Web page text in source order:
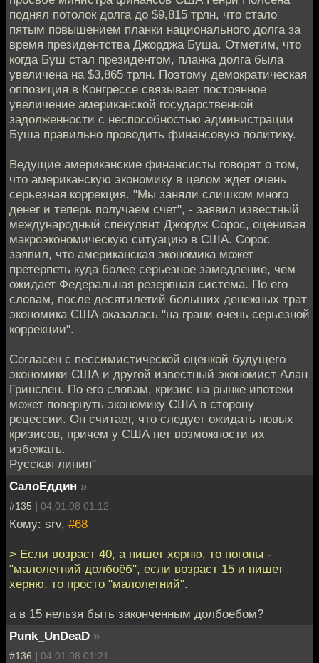
поднял потолок долга до $9,815 трлн, что стало
пятым повышением планки национального долга за
время президентства Джорджа Буша. Отметим, что
когда Буш стал президентом, планка долга была
увеличена на $3,865 трлн. Поэтому демократическая
оппозиция в Конгрессе связывает постоянное
увеличение американской государственной
задолженности с неспособностью администрации
Буша правильно проводить финансовую политику.
Ведущие американские финансисты говорят о том,
что американскую экономику в целом ждет очень
серьезная коррекция. "Мы заняли слишком много
денег и теперь получаем счет", - заявил известный
международный спекулянт Джордж Сорос, оценивая
макроэкономическую ситуацию в США. Сорос
заявил, что американская экономика может
претерпеть куда более серьезное замедление, чем
ожидает Федеральная резервная система. По его
словам, после десятилетий больших денежных трат
экономика США оказалась "на грани очень серьезной
коррекции".
Согласен с пессимистической оценкой будущего
экономики США и другой известный экономист Алан
Гринспен. По его словам, кризис на рынке ипотеки
может повернуть экономику США в сторону
рецессии. Он считает, что следует ожидать новых
кризисов, причем у США нет возможности их
избежать.
Русская линия"
СалоЕддин »
#135 | 04.01.08 01:12
Кому: srv, #68
> Если возраст 40, а пишет херню, то погоны -
"малолетний долбоёб", если возраст 15 и пишет
херню, то просто "малолетний".
а в 15 нельзя быть законченным долбоебом?
Punk_UnDeaD »
#136 | 04.01.08 01:21